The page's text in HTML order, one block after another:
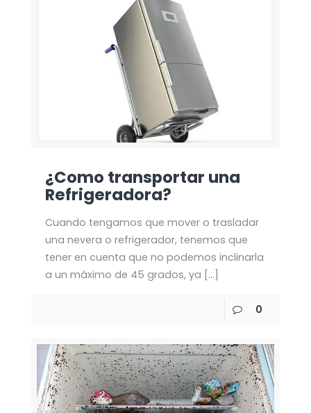
¿Como transportar una
Refrigeradora?
Cuando tengamos que mover o trasladar
una nevera o refrigerador, tenemos que
tener en cuenta que no podemos inclinarla
a un máximo de 45 grados, ya […]
0